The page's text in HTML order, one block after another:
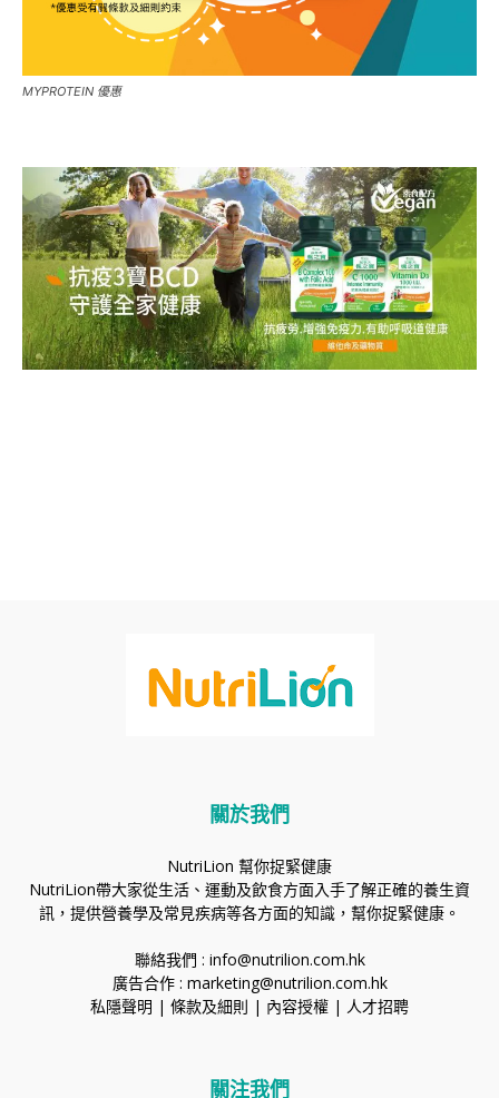
MYPROTEIN 優惠
關於我們
NutriLion 幫你捉緊健康
NutriLion帶大家從生活、運動及飲食方面入手了解正確的養生資
訊，提供營養學及常見疾病等各方面的知識，幫你捉緊健康。
聯絡我們 : info@nutrilion.com.hk
廣告合作 : marketing@nutrilion.com.hk
私隱聲明 | 條款及細則 | 內容授權 | 人才招聘
關注我們